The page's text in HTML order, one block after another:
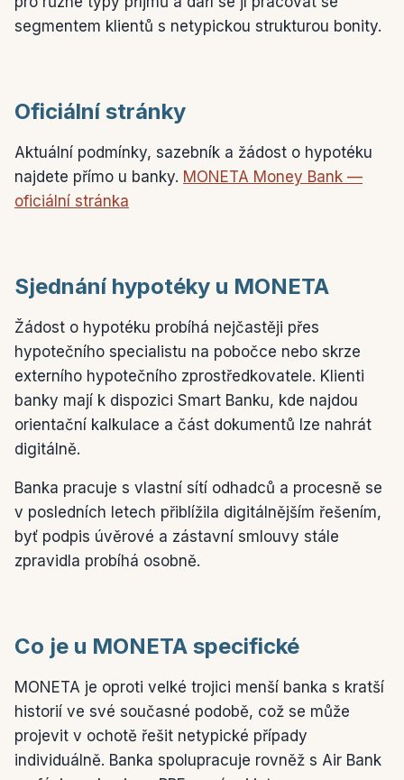
segmentem klientů s netypickou strukturou bonity.
Oficiální stránky
Aktuální podmínky, sazebník a žádost o hypotéku
najdete přímo u banky. MONETA Money Bank —
oficiální stránka
Sjednání hypotéky u MONETA
Žádost o hypotéku probíhá nejčastěji přes
hypotečního specialistu na pobočce nebo skrze
externího hypotečního zprostředkovatele. Klienti
banky mají k dispozici Smart Banku, kde najdou
orientační kalkulace a část dokumentů lze nahrát
digitálně.
Banka pracuje s vlastní sítí odhadců a procesně se
v posledních letech přiblížila digitálnějším řešením,
byť podpis úvěrové a zástavní smlouvy stále
zpravidla probíhá osobně.
Co je u MONETA specifické
MONETA je oproti velké trojici menší banka s kratší
historií ve své současné podobě, což se může
projevit v ochotě řešit netypické případy
individuálně. Banka spolupracuje rovněž s Air Bank